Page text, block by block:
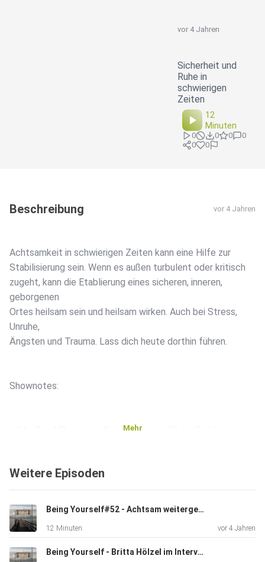
vor 4 Jahren
Sicherheit und
Ruhe in
schwierigen
Zeiten
12
Minuten
0 0 0
0
0
0
Beschreibung vor 4 Jahren
Achtsamkeit in schwierigen Zeiten kann eine Hilfe zur
Stabilisierung sein. Wenn es außen turbulent oder kritisch
zugeht, kann die Etablierung eines sicheren, inneren,
geborgenen
Ortes heilsam sein und heilsam wirken. Auch bei Stress,
Unruhe,
Ängsten und Trauma. Lass dich heute dorthin führen.
Shownotes:
#14 - Die 4 F's - unser Nervensystem, Flight/Fight-
#40 - Das Licht in und um uns
Mehr
Weitere Episoden
Being Yourself#52 - Achtsam weitergehen - Achtsamkeit in 52 Wochen
12 Minuten vor 4 Jahren
Being Yourself - Britta Hölzel im Interview - Achtsamkeit in 52 Wochen